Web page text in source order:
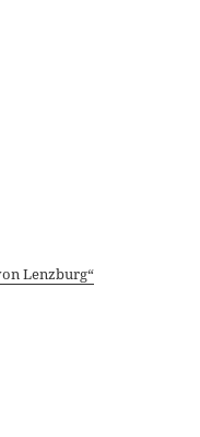
Lenzburg“